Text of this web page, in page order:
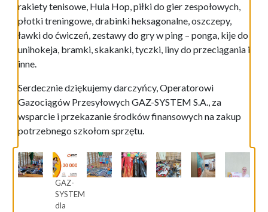
rakiety tenisowe, Hula Hop, piłki do gier zespołowych,
płotki treningowe, drabinki heksagonalne, oszczepy,
ławki do ćwiczeń, zestawy do gry w ping – ponga, kije do
unihokeja, bramki, skakanki, tyczki, liny do przeciągania i
inne.
Serdecznie dziękujemy darczyńcy, Operatorowi
Gazociągów Przesyłowych GAZ-SYSTEM S.A., za
wsparcie i przekazanie środków finansowych na zakup
potrzebnego szkołom sprzętu.
GAZ-
SYSTEM
dla